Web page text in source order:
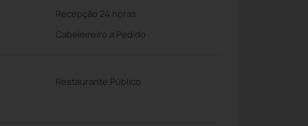
Recepção 24 horas
Cabeleireiro a Pedido
Restaurante Público